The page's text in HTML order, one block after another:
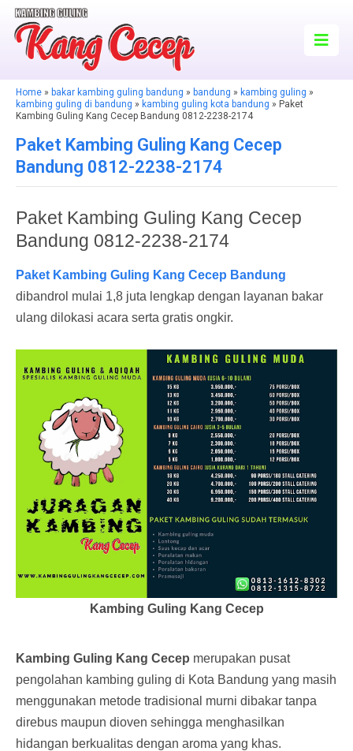
Home » bakar kambing guling bandung » bandung » kambing guling »
kambing guling di bandung » kambing guling kota bandung » Paket
Kambing Guling Kang Cecep Bandung 0812-2238-2174
Paket Kambing Guling Kang Cecep
Bandung 0812-2238-2174
Paket Kambing Guling Kang Cecep
Bandung 0812-2238-2174
Paket Kambing Guling Kang Cecep Bandung
dibandrol mulai 1,8 juta lengkap dengan layanan bakar
ulang dilokasi acara serta gratis ongkir.
Kambing Guling Kang Cecep
Kambing Guling Kang Cecep merupakan pusat
pengolahan kambing guling di Kota Bandung yang masih
menggunakan metode tradisional murni dibakar tanpa
direbus maupun dioven sehingga menghasilkan
hidangan berkualitas dengan aroma yang khas.